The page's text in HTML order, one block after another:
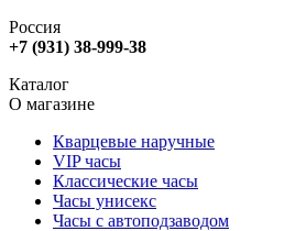
Россия
+7 (931) 38-999-38
Каталог
О магазине
Кварцевые наручные
VIP часы
Классические часы
Часы унисекс
Часы с автоподзаводом